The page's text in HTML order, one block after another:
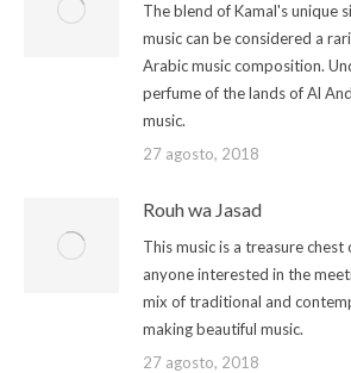
The blend of Kamal's unique
music can be considered a
Arabic music composition.
perfume of the lands of Al
music.
27 agosto, 2018
Rouh wa Jasad
This music is a treasure
anyone interested in the
mix of traditional and
making beautiful music.
27 agosto, 2018